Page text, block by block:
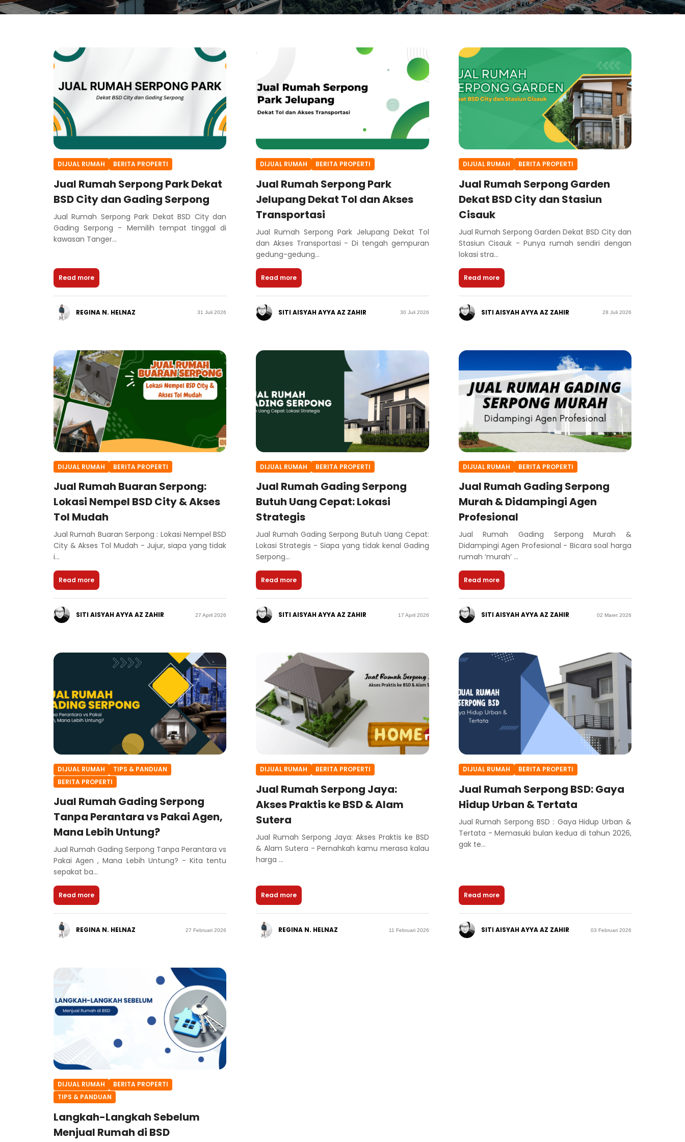
DIJUAL RUMAH BERITA PROPERTI
Jual Rumah Serpong Park Dekat
BSD City dan Gading Serpong
Jual Rumah Serpong Park Dekat BSD City dan
Gading Serpong - Memilih tempat tinggal di
kawasan Tanger...
Read more
REGINA N. HELNAZ 31 Juli 2026
DIJUAL RUMAH BERITA PROPERTI
Jual Rumah Serpong Park
Jelupang Dekat Tol dan Akses
Transportasi
Jual Rumah Serpong Park Jelupang Dekat Tol
dan Akses Transportasi - Di tengah gempuran
gedung-gedung...
Read more
SITI AISYAH AYYA AZ ZAHIR 30 Juli 2026
DIJUAL RUMAH BERITA PROPERTI
Jual Rumah Serpong Garden
Dekat BSD City dan Stasiun
Cisauk
Jual Rumah Serpong Garden Dekat BSD City dan
Stasiun Cisauk - Punya rumah sendiri dengan
lokasi stra...
Read more
SITI AISYAH AYYA AZ ZAHIR 28 Juli 2026
DIJUAL RUMAH BERITA PROPERTI
Jual Rumah Buaran Serpong:
Lokasi Nempel BSD City & Akses
Tol Mudah
Jual Rumah Buaran Serpong : Lokasi Nempel BSD
City & Akses Tol Mudah - Jujur, siapa yang tidak
i...
Read more
SITI AISYAH AYYA AZ ZAHIR 27 April 2026
DIJUAL RUMAH BERITA PROPERTI
Jual Rumah Gading Serpong
Butuh Uang Cepat: Lokasi
Strategis
Jual Rumah Gading Serpong Butuh Uang Cepat:
Lokasi Strategis - Siapa yang tidak kenal Gading
Serpong...
Read more
SITI AISYAH AYYA AZ ZAHIR 17 April 2026
DIJUAL RUMAH BERITA PROPERTI
Jual Rumah Gading Serpong
Murah & Didampingi Agen
Profesional
Jual Rumah Gading Serpong Murah &
Didampingi Agen Profesional - Bicara soal harga
rumah ‘murah’ ...
Read more
SITI AISYAH AYYA AZ ZAHIR 02 Maret 2026
DIJUAL RUMAH
TIPS & PANDUAN
BERITA PROPERTI
Jual Rumah Gading Serpong
Tanpa Perantara vs Pakai Agen,
Mana Lebih Untung?
Jual Rumah Gading Serpong Tanpa Perantara vs
Pakai Agen , Mana Lebih Untung? - Kita tentu
sepakat ba...
Read more
REGINA N. HELNAZ 27 Februari 2026
DIJUAL RUMAH BERITA PROPERTI
Jual Rumah Serpong Jaya:
Akses Praktis ke BSD & Alam
Sutera
Jual Rumah Serpong Jaya: Akses Praktis ke BSD
& Alam Sutera - Pernahkah kamu merasa kalau
harga ...
Read more
REGINA N. HELNAZ 11 Februari 2026
DIJUAL RUMAH BERITA PROPERTI
Jual Rumah Serpong BSD: Gaya
Hidup Urban & Tertata
Jual Rumah Serpong BSD : Gaya Hidup Urban &
Tertata - Memasuki bulan kedua di tahun 2026,
gak te...
Read more
SITI AISYAH AYYA AZ ZAHIR 03 Februari 2026
DIJUAL RUMAH
BERITA PROPERTI
TIPS & PANDUAN
Langkah-Langkah Sebelum
Menjual Rumah di BSD